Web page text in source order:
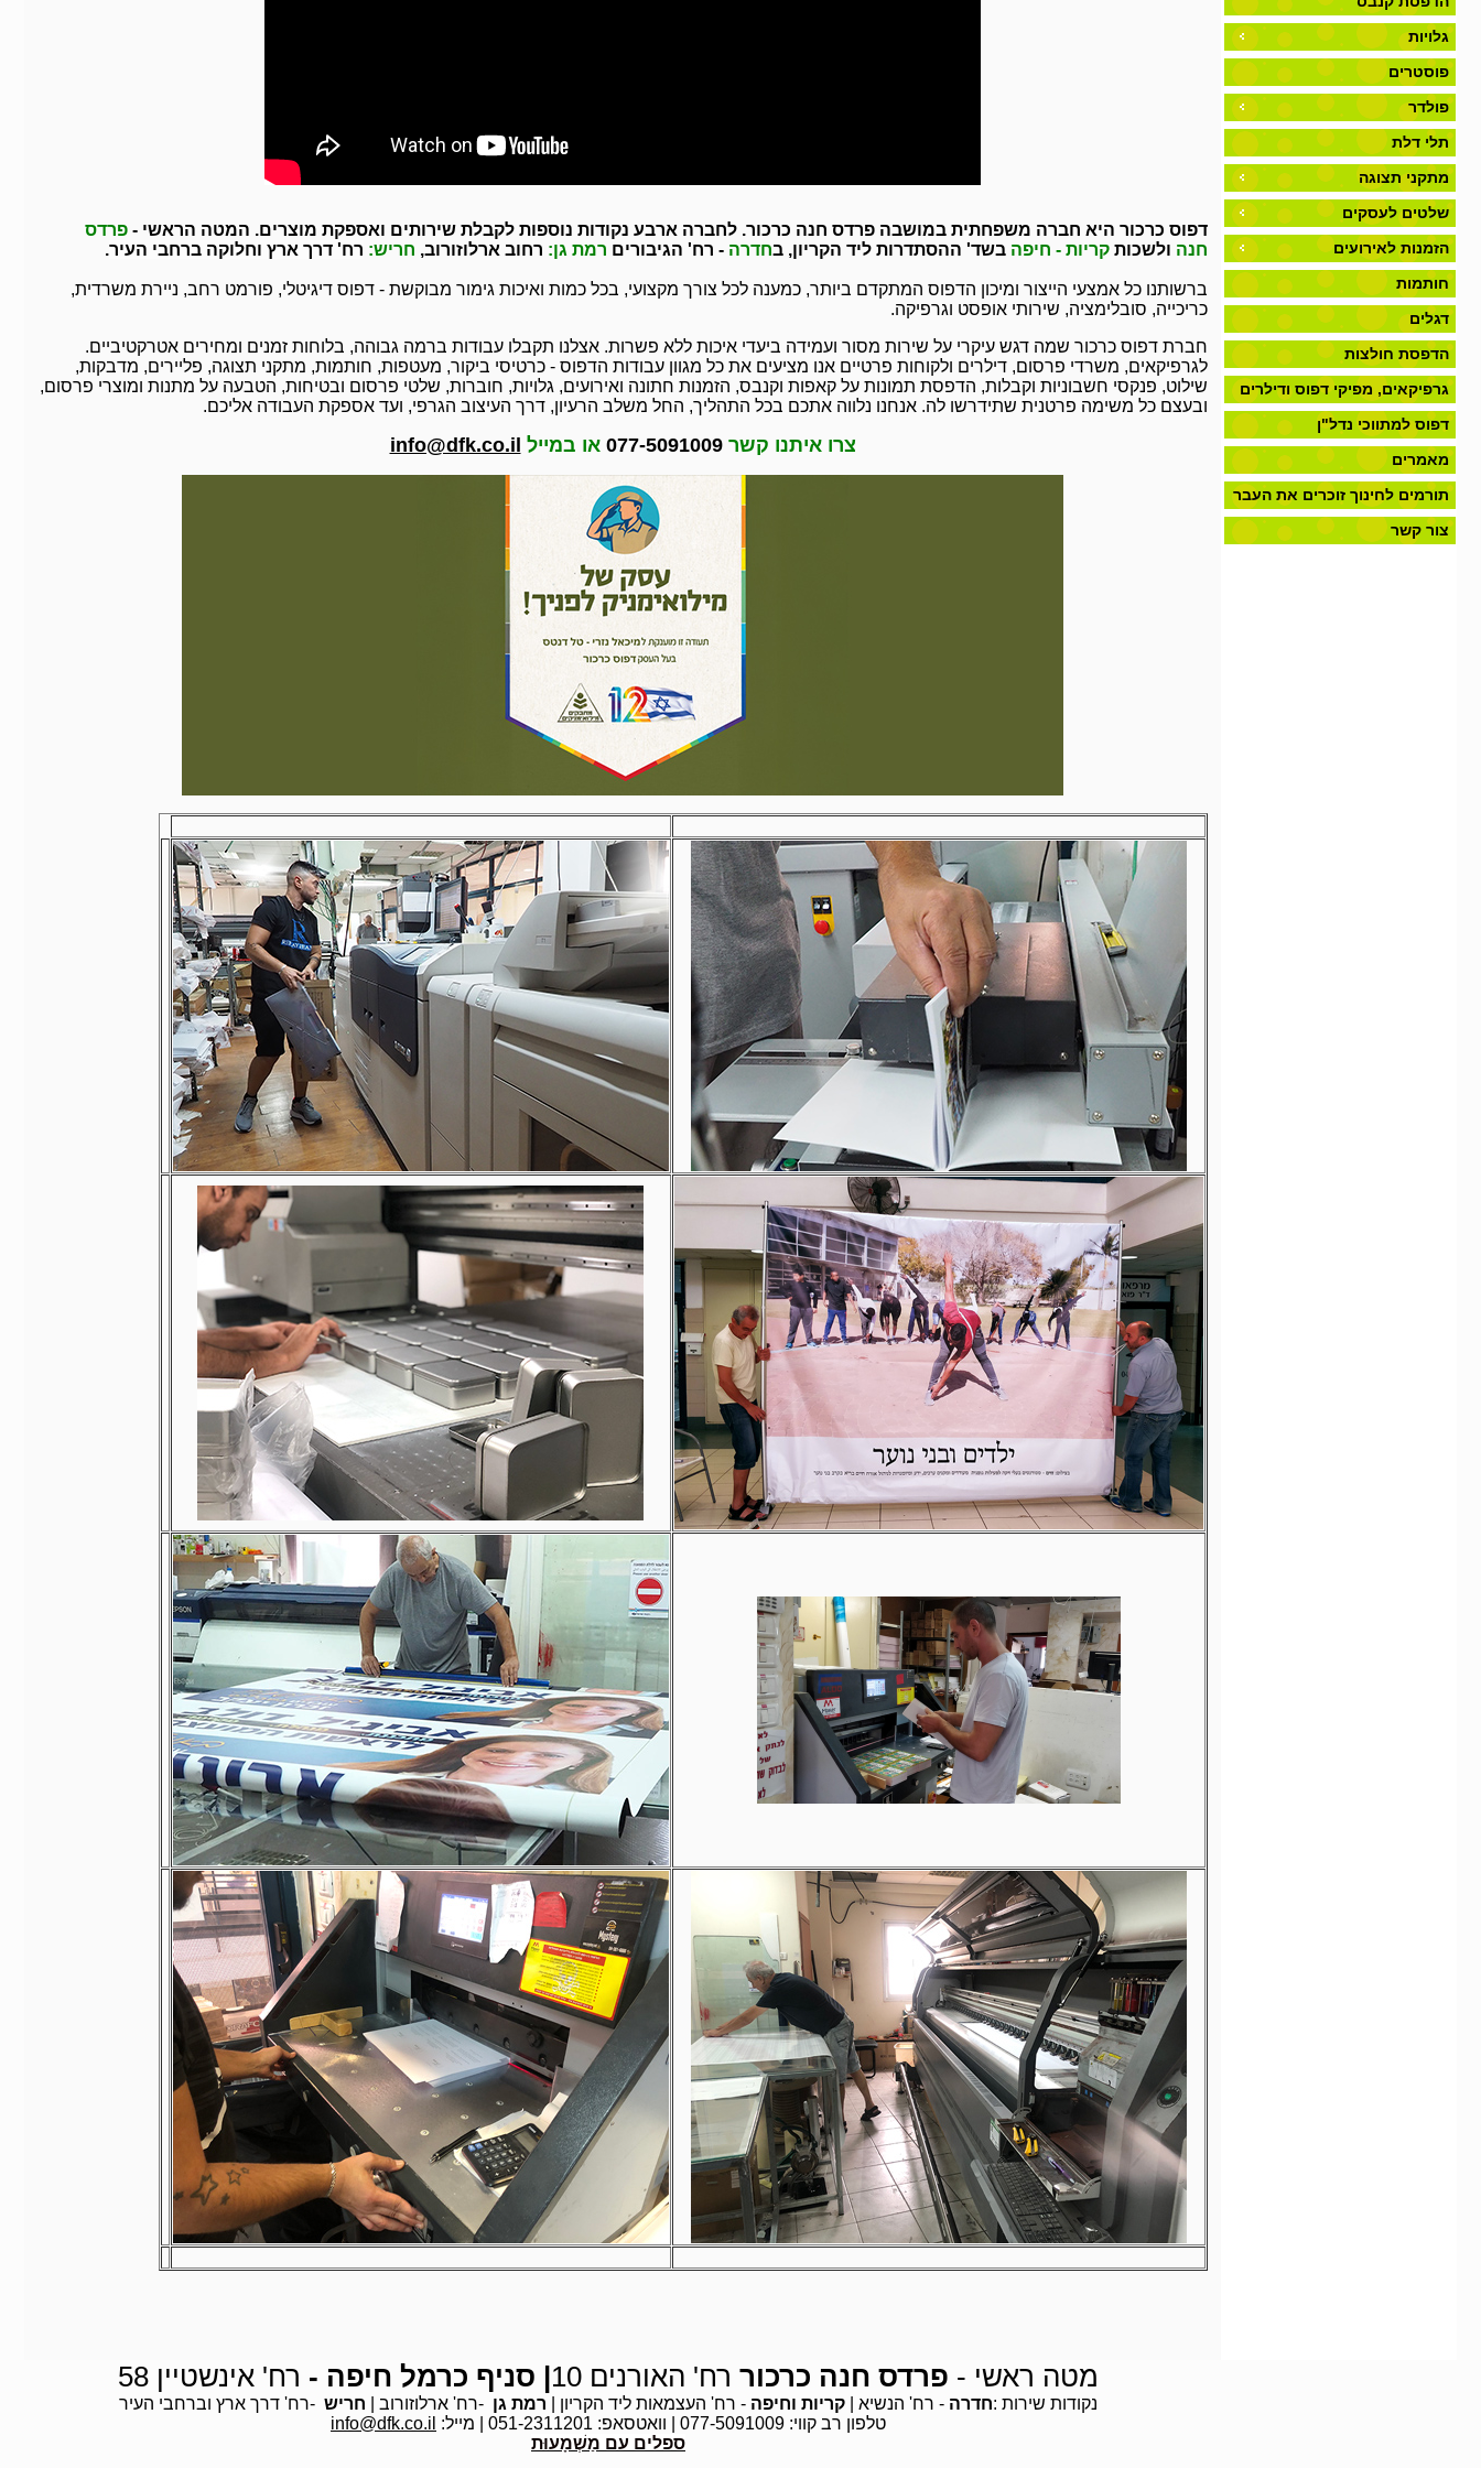
גלויות
פוסטרים
פולדר
תלי דלת
מתקני תצוגה
שלטים לעסקים
הזמנות לאירועים
חותמות
דגלים
הדפסת חולצות
גרפיקאים, מפיקי דפוס ודילרים
דפוס למתווכי נדל"ן
מאמרים
תורמים לחינוך זוכרים את העבר
צור קשר
דפוס כרכור היא חברה משפחתית במושבה פרדס חנה כרכור. לחברה ארבע נקודות נוספות לקבלת שירותים ואספקת מוצרים. המטה הראשי - פרדס
חנה ולשכותקריות - חיפהבשד' ההסתדרות ליד הקריון, בחדרה - רח' הגיבורים רמת גן: רחוב ארלוזורוב, חריש: רח' דרך ארץ וחלוקה ברחבי העיר.
ברשותנו כל אמצעי הייצור ומיכון הדפוס המתקדם ביותר, כמענה לכל צורך מקצועי, בכל כמות ואיכות גימור מבוקשת - דפוס דיגיטלי, פורמט רחב, ניירת משרדית,
כריכייה, סובלימציה, שירותי אופסט וגרפיקה.
חברת דפוס כרכור שמה דגש עיקרי על שירות מסור ועמידה ביעדי איכות ללא פשרות. אצלנו תקבלו עבודות ברמה גבוהה, בלוחות זמנים ומחירים אטרקטיביים.
לגרפיקאים, משרדי פרסום, דילרים ולקוחות פרטיים אנו מציעים את כל מגוון עבודות הדפוס - כרטיסי ביקור, מעטפות, חותמות, מתקני תצוגה, פליירים, מדבקות,
שילוט, פנקסי חשבוניות וקבלות, הדפסת תמונות על קאפות וקנבס, הזמנות חתונה ואירועים, גלויות, חוברות, שלטי פרסום ובטיחות, הטבעה על מתנות ומוצרי פרסום,
ובעצם כל משימה פרטנית שתידרשו לה. אנחנו נלווה אתכם בכל התהליך, החל משלב הרעיון, דרך העיצוב הגרפי, ועד אספקת העבודה אליכם.
צרו איתנו קשר077-5091009 או במייל info@dfk.co.il
מטה ראשי - פרדס חנה כרכור רח' האורנים 10 | סניף כרמל חיפה - רח' אינשטיין 58
נקודות שירות :חדרה - רח' הנשיא קריות וחיפה - רח' העצמאות ליד הקריון רמת גן -רח' ארלוזורוב חריש -רח' דרך ארץ וברחבי העיר
טלפון רב קווי: 077-5091009 | וואטסאפ: 051-2311201 | מייל:
info@dfk.co.il
ספלים עם מַשְׁמָעוּת